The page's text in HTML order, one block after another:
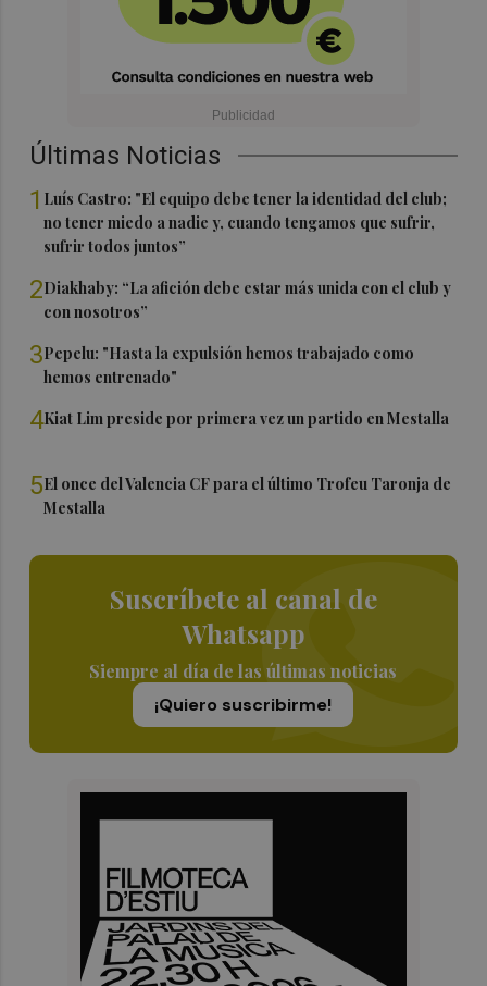
Últimas Noticias
1 Luís Castro: "El equipo debe tener la identidad del club;
no tener miedo a nadie y, cuando tengamos que sufrir,
sufrir todos juntos”
2Diakhaby: “La afición debe estar más unida con el club y
con nosotros”
3Pepelu: "Hasta la expulsión hemos trabajado como
hemos entrenado"
4Kiat Lim preside por primera vez un partido en Mestalla
5El once del Valencia CF para el último Trofeu Taronja de
Mestalla
Suscríbete al canal de
Whatsapp
Siempre al día de las últimas noticias
¡Quiero suscribirme!